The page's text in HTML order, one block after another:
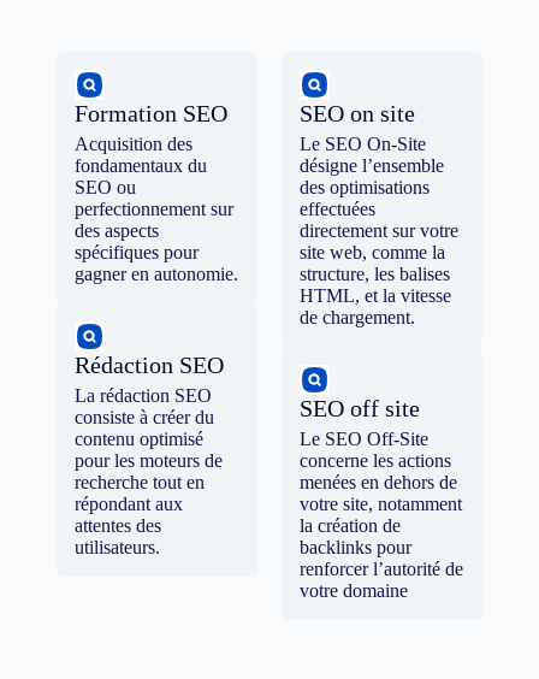
Formation SEO
Acquisition des
fondamentaux du
SEO ou
perfectionnement sur
des aspects
spécifiques pour
gagner en autonomie.
Rédaction SEO
La rédaction SEO
consiste à créer du
contenu optimisé
pour les moteurs de
recherche tout en
répondant aux
attentes des
utilisateurs.
SEO on site
Le SEO On-Site
désigne l’ensemble
des optimisations
effectuées
directement sur votre
site web, comme la
structure, les balises
HTML, et la vitesse
de chargement.
SEO off site
Le SEO Off-Site
concerne les actions
menées en dehors de
votre site, notamment
la création de
backlinks pour
renforcer l’autorité de
votre domaine